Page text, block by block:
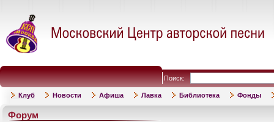
Поиск:
Клуб Новости Афиша Лавка Библиотека Фонды
Форум